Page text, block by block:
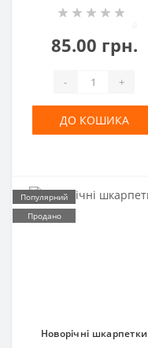
85.00 грн.
- +
ДО КОШИКА
Популярний
Продано
Новорічні шкарпетки